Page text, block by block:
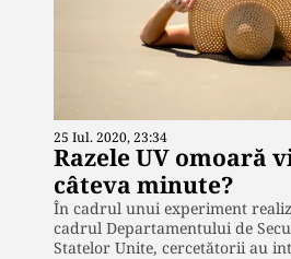
25 Iul. 2020, 23:34
Razele UV omoară
câteva minute?
În cadrul unui experiment
cadrul Departamentului de
Statelor Unite, cercetătorii au